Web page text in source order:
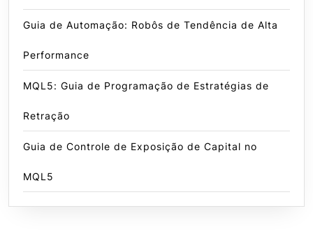
Guia de Automação: Robôs de Tendência de Alta
Performance
MQL5: Guia de Programação de Estratégias de
Retração
Guia de Controle de Exposição de Capital no
MQL5